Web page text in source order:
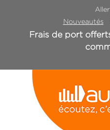
Nouveautés
Frais de port